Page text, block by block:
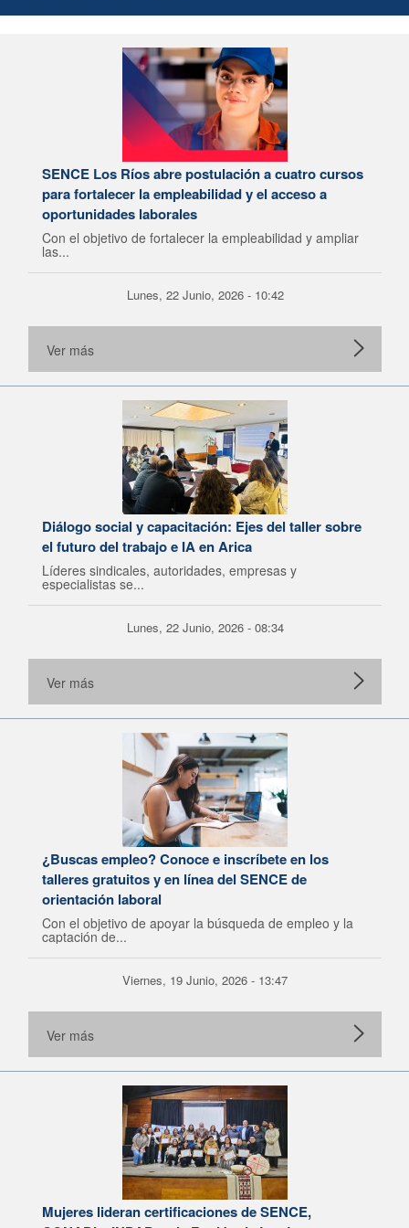
SENCE Los Ríos abre postulación a cuatro cursos
para fortalecer la empleabilidad y el acceso a
oportunidades laborales
Con el objetivo de fortalecer la empleabilidad y ampliar
las...
Lunes, 22 Junio, 2026 - 10:42
Ver más
Diálogo social y capacitación: Ejes del taller sobre
el futuro del trabajo e IA en Arica
Líderes sindicales, autoridades, empresas y
especialistas se...
Lunes, 22 Junio, 2026 - 08:34
Ver más
¿Buscas empleo? Conoce e inscríbete en los
talleres gratuitos y en línea del SENCE de
orientación laboral
Con el objetivo de apoyar la búsqueda de empleo y la
captación de...
Viernes, 19 Junio, 2026 - 13:47
Ver más
Mujeres lideran certificaciones de SENCE,